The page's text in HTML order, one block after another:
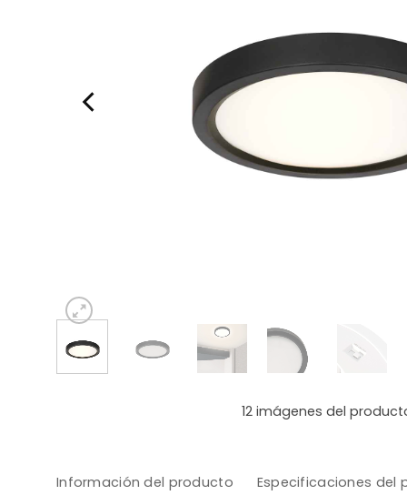
12imágenes del
Información del producto Especificaciones del